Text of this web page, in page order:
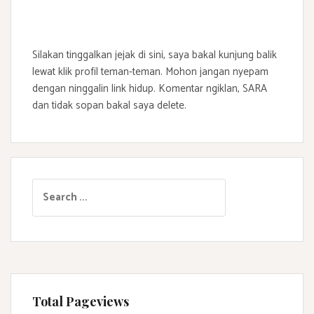
Silakan tinggalkan jejak di sini, saya bakal kunjung balik
lewat klik profil teman-teman. Mohon jangan nyepam
dengan ninggalin link hidup. Komentar ngiklan, SARA
dan tidak sopan bakal saya delete.
a
r
h
o
Total Pageviews